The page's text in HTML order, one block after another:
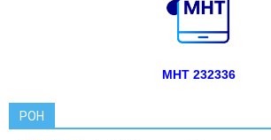
ΜΗΤ 232336
ΡΟΗ